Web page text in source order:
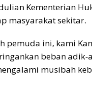
Kementerian
masyarakat sekitar.
pemuda ini, kami
beban
musibah